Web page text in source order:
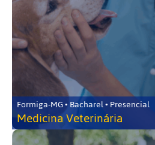
Formiga-MG • Bacharel • Presencial
Medicina Veterinária